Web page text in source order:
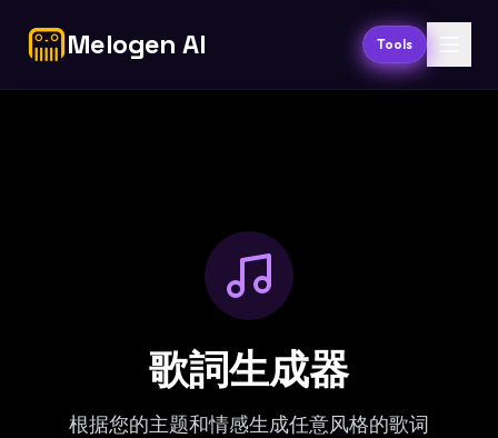
Melogen AI Tools
歌詞生成器
根据您的主题和情感生成任意风格的歌词